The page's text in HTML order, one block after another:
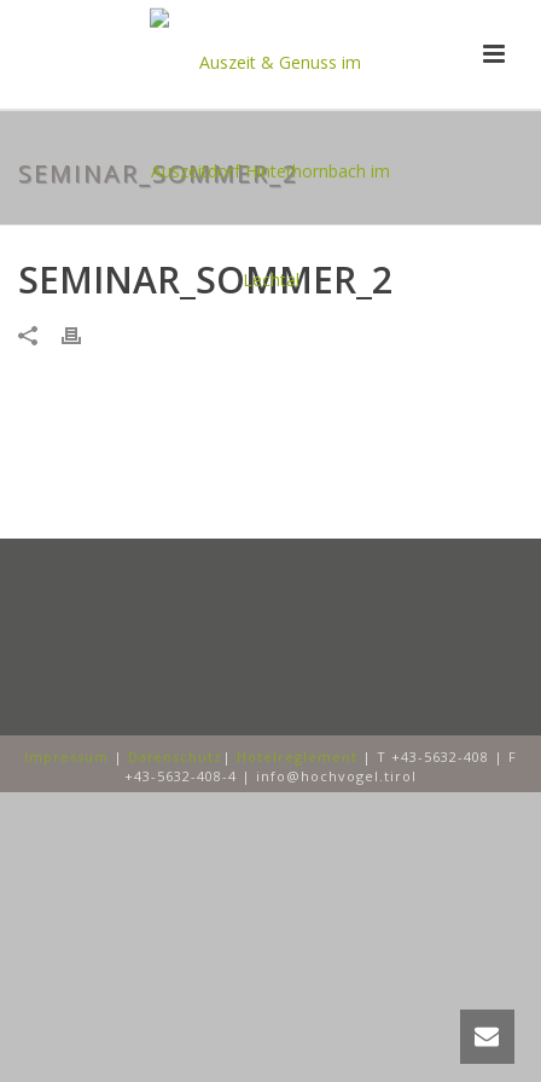
SEMINAR_SOMMER_2
SEMINAR_SOMMER_2
Impressum | Datenschutz | Hotelreglement | T +43-5632-408 | F
+43-5632-408-4 | info@hochvogel.tirol